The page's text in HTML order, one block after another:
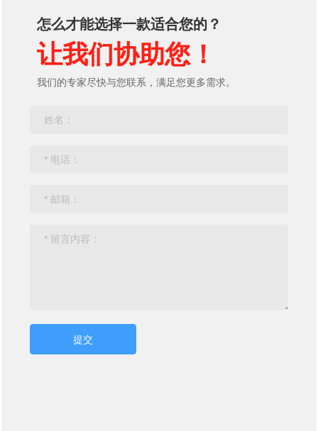
怎么才能选择一款适合您的？
让我们协助您！
我们的专家尽快与您联系，满足您更多需求。
提交